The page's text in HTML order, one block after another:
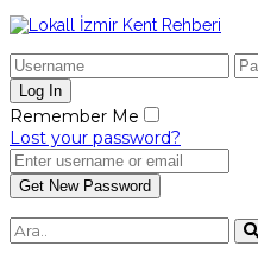
Remember Me
Lost your password?